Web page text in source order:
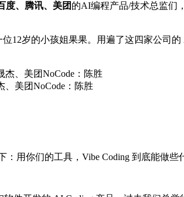
度、腾讯、美团 的AI编程产品/技术总监们
12岁的小孩姐果果。用遍了这四家公司
、美团NoCode：陈胜
用你们的工具，Vibe Coding 到底能做些